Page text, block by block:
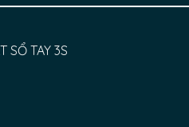
SỔ TAY 3S